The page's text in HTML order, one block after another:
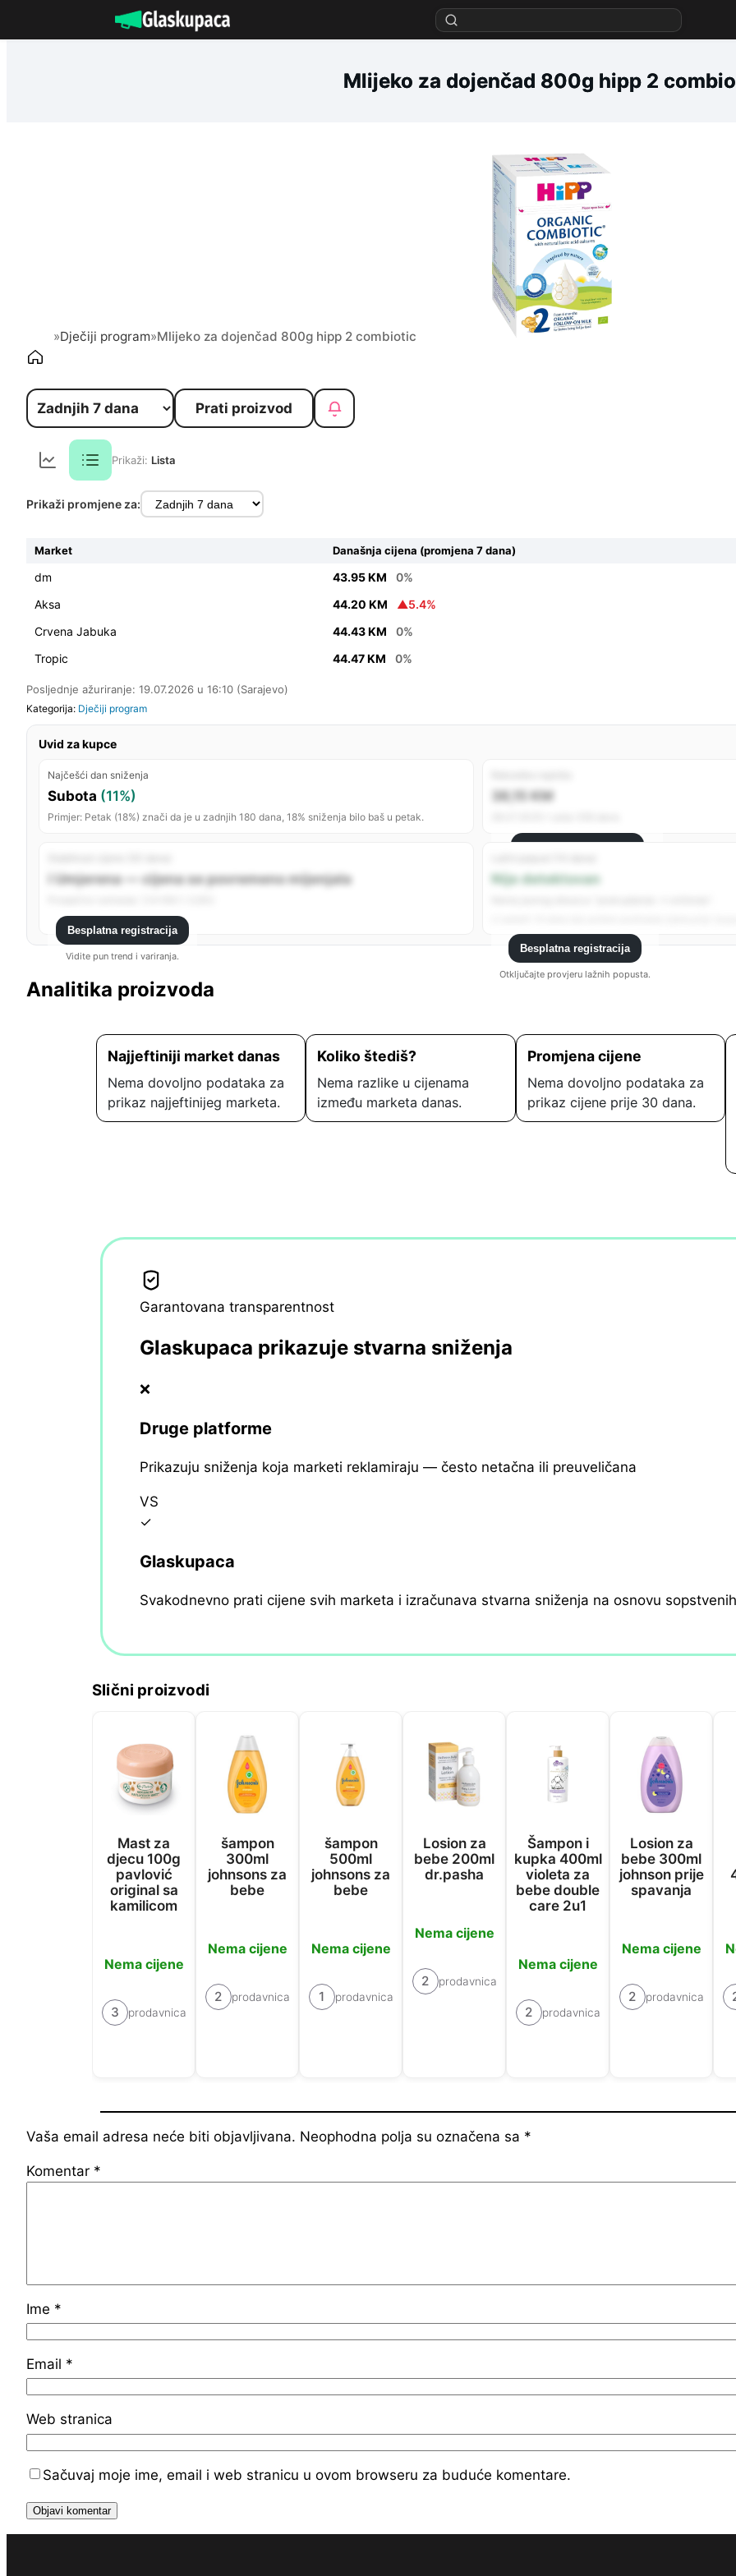
na
Mlijeko za dojenčad 800g hipp 2
»Dječiji program»Mlijeko za dojenčad 800g hipp 2 combiotic
Prati proizvod
Prikaži: Lista
Prikaži promjene za:
Market Današnja cijena (promjena 7 dana)
dm 43.95 KM
0%
Aksa
44.20 KM
▲5.4%
Crvena Jabuka
44.43 KM
0%
Tropic
44.47 KM 0%
Posljednje ažuriranje: 19.07.2026 u 16:10 (Sarajevo)
Kategorija: Dječiji program
Uvid za kupce
Najčešći dan sniženja
Subota (11%)
Primjer: Petak (18%) znači da je u zadnjih 180 dana, 18% sniženja bilo baš u petak.
38,15 KM
Registrujte se da vidite sve analitike.
ℹ️ Umjerena — cijena se povremeno mijenjala
Besplatna registracija
Vidite pun trend i variranja.
Nije detektovan
Besplatna registracija
Otključajte provjeru lažnih popusta.
Analitika proizvoda
Najjeftiniji market danas
Nema dovoljno podataka za
prikaz najjeftinijeg marketa.
Koliko štediš?
Nema razlike u cijenama
između marketa danas.
Promjena cijene
Nema dovoljno podataka za
prikaz cijene prije 30 dana.
Garantovana transparentnost
Glaskupaca prikazuje stvarna sniženja
❌
Druge platforme
Prikazuju sniženja koja marketi reklamiraju — često netačna ili preuveličana
VS
✓
Glaskupaca
Svakodnevno prati cijene svih marketa i izračunava stvarna sniženja na osnovu
Slični proizvodi
Mast za
djecu 100g
pavlović
original sa
kamilicom
Nema cijene
3 prodavnica
šampon
300ml
johnsons za
bebe
Nema cijene
2 prodavnica
šampon
500ml
johnsons za
bebe
Nema cijene
1 prodavnica
Losion za
bebe 200ml
dr.pasha
Nema cijene
2 prodavnica
Šampon i
kupka 400ml
violeta za
bebe double
care 2u1
Nema cijene
2 prodavnica
Losion za
bebe 300ml
johnson prije
spavanja
Nema cijene
2 prodavnica
Vaša email adresa neće biti objavljivana. Neophodna polja su označena sa *
Komentar *
Ime *
Email *
Web stranica
Sačuvaj moje ime, email i web stranicu u ovom browseru za buduće komentare.